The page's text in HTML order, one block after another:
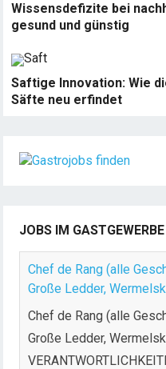
Wissensdefizite bei
gesund und günstig
Saftige Innovation: Wie
Säfte neu erfindet
JOBS IM GASTGEWERBE
Chef de Rang (alle
Große Ledder,
Chef de Rang (alle
Große Ledder,